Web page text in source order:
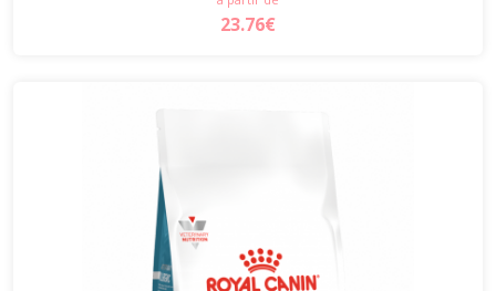
23.76€